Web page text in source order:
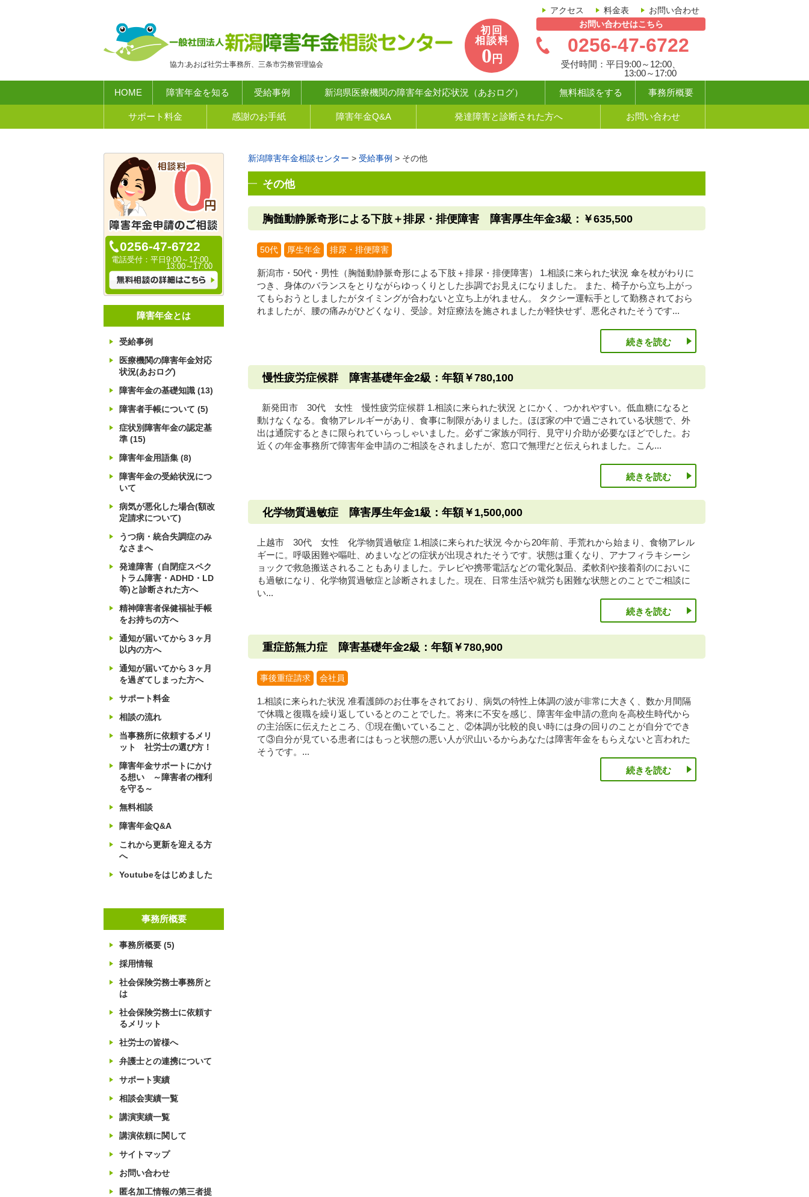
協力:あおば社労士事務所、三条市労務管理協会
初回
相談料
0 円
アクセス 料金表
お問い合わせ
お問い合わせはこちら
0256-47-6722
受付時間： 平日9:00～12:00、
13:00～17:00
HOME
障害年金を知る 受給事例 新潟県医療機関の障害年金対応状況（あおログ） 無料相談をする 事務所概要
サポート料金 感謝のお手紙 障害年金Q&A 発達障害と診断された方へ お問い合わせ
新潟障害年金相談センター > 受給事例 > その他
その他
胸髄動静脈奇形による下肢＋排尿・排便障害 障害厚生年金3級：￥635,500
50代 厚生年金 排尿・排便障害
新潟市・50代・男性（胸髄動静脈奇形による下肢＋排尿・排便障害） 1.相談に来られた状況 傘を杖がわりに
つき、身体のバランスをとりながらゆっくりとした歩調でお見えになりました。 また、椅子から立ち上がっ
てもらおうとしましたがタイミングが合わないと立ち上がれません。 タクシー運転手として勤務されておら
れましたが、腰の痛みがひどくなり、受診。対症療法を施されましたが軽快せず、悪化されたそうです...
続きを読む
慢性疲労症候群 障害基礎年金2級：年額￥780,100
新発田市 30代 女性 慢性疲労症候群 1.相談に来られた状況 とにかく、つかれやすい。低血糖になると
動けなくなる。食物アレルギーがあり、食事に制限がありました。ほぼ家の中で過ごされている状態で、外
出は通院するときに限られていらっしゃいました。必ずご家族が同行、見守り介助が必要なほどでした。お
近くの年金事務所で障害年金申請のご相談をされましたが、窓口で無理だと伝えられました。こん...
続きを読む
化学物質過敏症 障害厚生年金1級：年額￥1,500,000
上越市 30代 女性 化学物質過敏症 1.相談に来られた状況 今から20年前、手荒れから始まり、食物アレル
ギーに。呼吸困難や嘔吐、めまいなどの症状が出現されたそうです。状態は重くなり、アナフィラキシーシ
ョックで救急搬送されることもありました。テレビや携帯電話などの電化製品、柔軟剤や接着剤のにおいに
も過敏になり、化学物質過敏症と診断されました。現在、日常生活や就労も困難な状態とのことでご相談に
い...
続きを読む
重症筋無力症 障害基礎年金2級：年額￥780,900
事後重症請求 会社員
1.相談に来られた状況 准看護師のお仕事をされており、病気の特性上体調の波が非常に大きく、数か月間隔
で休職と復職を繰り返しているとのことでした。将来に不安を感じ、障害年金申請の意向を高校生時代から
の主治医に伝えたところ、①現在働いていること、②体調が比較的良い時には身の回りのことが自分ででき
て③自分が見ている患者にはもっと状態の悪い人が沢山いるからあなたは障害年金をもらえないと言われた
そうです。...
続きを読む
0256-47-6722
電話受付： 平日9:00～12:00、
13:00～17:00
障害年金とは
受給事例
医療機関の障害年金対応
状況(あおログ)
障害年金の基礎知識 (13)
障害者手帳について (5)
症状別障害年金の認定基
準 (15)
障害年金用語集 (8)
障害年金の受給状況につ
いて
病気が悪化した場合(額改
定請求について)
うつ病・統合失調症のみ
なさまへ
発達障害（自閉症スペク
トラム障害・ADHD・LD
等)と診断された方へ
精神障害者保健福祉手帳
をお持ちの方へ
通知が届いてから３ヶ月
以内の方へ
通知が届いてから３ヶ月
を過ぎてしまった方へ
サポート料金
相談の流れ
当事務所に依頼するメリ
ット 社労士の選び方！
障害年金サポートにかけ
る想い ～障害者の権利
を守る～
無料相談
障害年金Q&A
これから更新を迎える方
へ
Youtubeをはじめました
事務所概要
事務所概要 (5)
採用情報
社会保険労務士事務所と
は
社会保険労務士に依頼す
るメリット
社労士の皆様へ
弁護士との連携について
サポート実績
相談会実績一覧
講演実績一覧
講演依頼に関して
サイトマップ
お問い合わせ
匿名加工情報の第三者提